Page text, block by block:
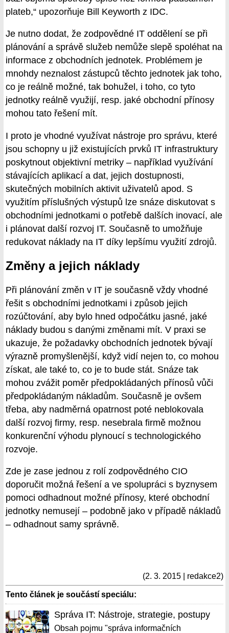
plateb,“ upozorňuje Bill Keyworth z IDC.
Je nutno dodat, že zodpovědné IT oddělení se při
plánování a správě služeb nemůže slepě spoléhat na
informace z obchodních jednotek. Problémem je
mnohdy neznalost zástupců těchto jednotek jak toho,
co je reálně možné, tak bohužel, i toho, co tyto
jednotky reálně využijí, resp. jaké obchodní přínosy
mohou tato řešení mít.
I proto je vhodné využívat nástroje pro správu, které
jsou schopny u již existujících prvků IT infrastruktury
poskytnout objektivní metriky – například využívání
stávajících aplikací a dat, jejich dostupnosti,
skutečných mobilních aktivit uživatelů apod. S
využitím příslušných výstupů lze snáze diskutovat s
obchodními jednotkami o potřebě dalších inovací, ale
i plánovat další rozvoj IT. Současně to umožňuje
redukovat náklady na IT díky lepšímu využití zdrojů.
Změny a jejich náklady
Při plánování změn v IT je současně vždy vhodné
řešit s obchodními jednotkami i způsob jejich
rozúčtování, aby bylo hned odpočátku jasné, jaké
náklady budou s danými změnami mít. V praxi se
ukazuje, že požadavky obchodních jednotek bývají
výrazně promyšlenější, když vidí nejen to, co mohou
získat, ale také to, co je to bude stát. Snáze tak
mohou zvážit poměr předpokládaných přínosů vůči
předpokládaným nákladům. Současně je ovšem
třeba, aby nadměrná opatrnost poté neblokovala
další rozvoj firmy, resp. nesebrala firmě možnou
konkurenční výhodu plynoucí s technologického
rozvoje.
Zde je zase jednou z rolí zodpovědného CIO
doporučit možná řešení a ve spolupráci s byznysem
pomoci odhadnout možné přínosy, které obchodní
jednotky nemusejí – podobně jako v případě nákladů
– odhadnout samy správně.
(2. 3. 2015 | redakce2)
Tento článek je součástí speciálu:
Správa IT: Nástroje, strategie, postupy
Obsah pojmu "správa informačních